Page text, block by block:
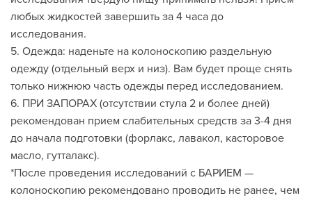
любых жидкостей завершить за 4 часа до
исследования.
5. Одежда: наденьте на колоноскопию раздельную
одежду (отдельный верх и низ). Вам будет проще снять
только нижнюю часть одежды перед исследованием.
6. ПРИ ЗАПОРАХ (отсутствии стула 2 и более дней)
рекомендован прием слабительных средств за 3-4 дня
до начала подготовки (форлакс, лавакол, касторовое
масло, гутталакс).
*После проведения исследований с БАРИЕМ —
колоноскопию рекомендовано проводить не ранее, чем